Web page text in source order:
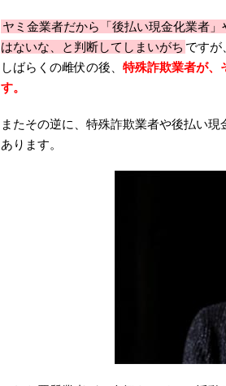
ヤミ金業者だから「後払い現金化業者
はないな、と判断してしまいがち ですが
しばらくの雌伏の後、 特殊詐欺業者が、
す。
またその逆に、特殊詐欺業者や後払い
あります。